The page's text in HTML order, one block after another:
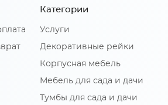
Категории
Услуги
Декоративные рейки
Корпусная мебель
Мебель для сада и дачи
Тумбы для сада и дачи